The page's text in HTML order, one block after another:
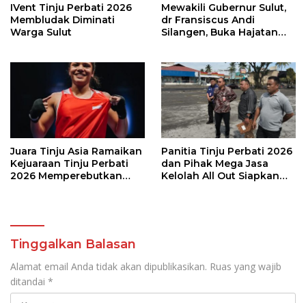
IVent Tinju Perbati 2026
Membludak Diminati
Warga Sulut
Mewakili Gubernur Sulut,
dr Fransiscus Andi
Silangen, Buka Hajatan
Wali Kota Manado
Juara Tinju Asia Ramaikan
Kejuaraan Tinju Perbati
2026 Memperebutkan
Panitia Tinju Perbati 2026
dan Pihak Mega Jasa
Kelolah All Out Siapkan
Tinggalkan Balasan
Alamat email Anda tidak akan dipublikasikan. Ruas yang wajib
ditandai *